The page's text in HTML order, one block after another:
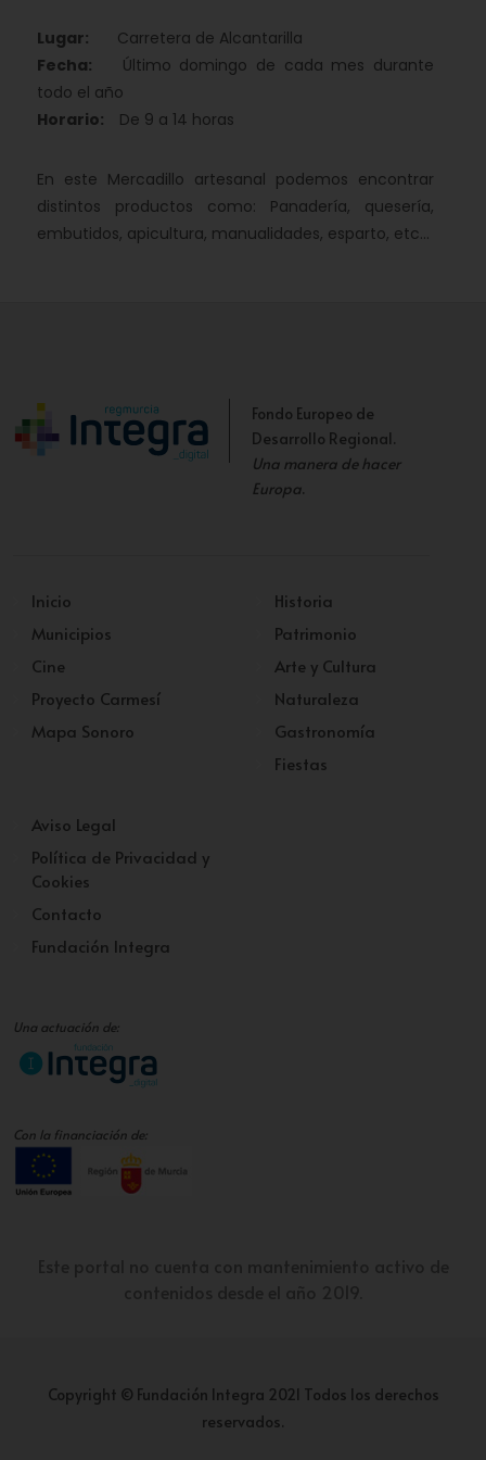
Lugar:
Carretera de Alcantarilla
Fecha:
Último domingo de cada mes durante
todo el año
Horario:
De 9 a 14 horas
En este Mercadillo artesanal podemos encontrar
distintos productos como: Panadería, quesería,
embutidos, apicultura, manualidades, esparto, etc...
Fondo Europeo de
Desarrollo Regional.
Una manera de hacer
Europa.
Inicio
Municipios
Cine
Proyecto Carmesí
Mapa Sonoro
Historia
Patrimonio
Arte y Cultura
Naturaleza
Gastronomía
Fiestas
Aviso Legal
Política de Privacidad y
Cookies
Contacto
Fundación Integra
Una actuación de:
Con la financiación de:
Copyright © Fundación Integra 2021 Todos los derechos
reservados.